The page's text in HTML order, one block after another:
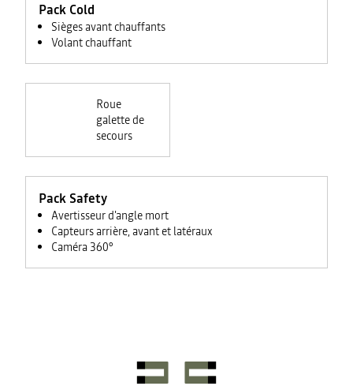
Pack Cold
Sièges avant chauffants
Volant chauffant
Roue
galette de
secours
Pack Safety
Avertisseur d'angle mort
Capteurs arrière, avant et latéraux
Caméra 360°